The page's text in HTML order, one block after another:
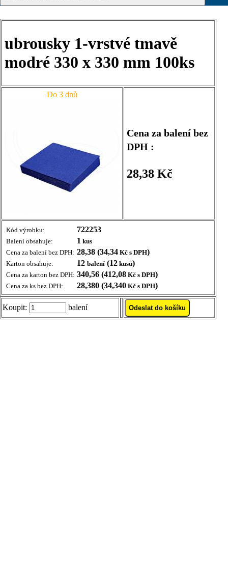
ubrousky 1-vrstvé tmavě
modré 330 x 330 mm 100ks
Do 3 dnů
Cena za balení bez
DPH :
28,38 Kč
Kód výrobku: 722253
Balení obsahuje: 1 kus
Cena za balení bez DPH: 28,38 (34,34 Kč s DPH)
Karton obsahuje: 12 balení (12 kusů)
Cena za karton bez DPH: 340,56 (412,08 Kč s DPH)
Cena za ks bez DPH: 28,380 (34,340 Kč s DPH)
Koupit: balení